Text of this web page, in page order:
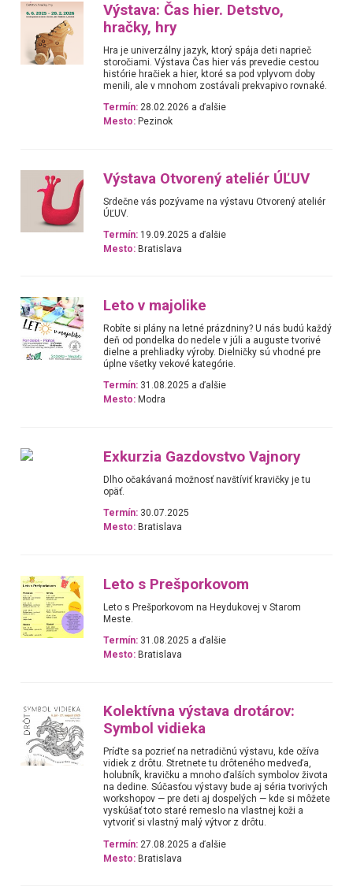
Výstava: Čas hier. Detstvo,
hračky, hry
Hra je univerzálny jazyk, ktorý spája deti naprieč
storočiami. Výstava Čas hier vás prevedie cestou
histórie hračiek a hier, ktoré sa pod vplyvom doby
menili, ale v mnohom zostávali prekvapivo rovnaké.
Termín: 28.02.2026 a ďalšie
Mesto: Pezinok
Výstava Otvorený ateliér ÚĽUV
Srdečne vás pozývame na výstavu Otvorený ateliér
ÚĽUV.
Termín: 19.09.2025 a ďalšie
Mesto: Bratislava
Leto v majolike
Robíte si plány na letné prázdniny? U nás budú každý
deň od pondelka do nedele v júli a auguste tvorivé
dielne a prehliadky výroby. Dielničky sú vhodné pre
úplne všetky vekové kategórie.
Termín: 31.08.2025 a ďalšie
Mesto: Modra
Exkurzia Gazdovstvo Vajnory
Dlho očakávaná možnosť navštíviť kravičky je tu
opäť.
Termín: 30.07.2025
Mesto: Bratislava
Leto s Prešporkovom
Leto s Prešporkovom na Heydukovej v Starom
Meste.
Termín: 31.08.2025 a ďalšie
Mesto: Bratislava
Kolektívna výstava drotárov:
Symbol vidieka
Príďte sa pozrieť na netradičnú výstavu, kde ožíva
vidiek z drôtu. Stretnete tu drôteného medveďa,
holubník, kravičku a mnoho ďalších symbolov života
na dedine. Súčasťou výstavy bude aj séria tvorivých
workshopov — pre deti aj dospelých — kde si môžete
vyskúšať toto staré remeslo na vlastnej koži a
vytvoriť si vlastný malý výtvor z drôtu.
Termín: 27.08.2025 a ďalšie
Mesto: Bratislava